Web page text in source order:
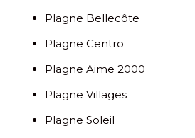
Plagne Bellecôte
Plagne Centro
Plagne Aime 2000
Plagne Villages
Plagne Soleil